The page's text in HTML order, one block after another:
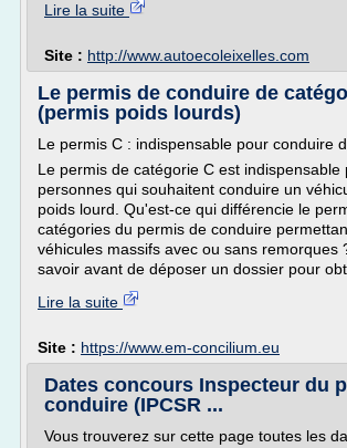
Lire la suite
Site : http://www.autoecoleixelles.com
Le permis de conduire de
(permis poids lourds)
Le permis C : indispensable pour conduire
Le permis de catégorie C est indispensable
personnes qui souhaitent conduire un
poids lourd. Qu'est-ce qui différencie le
catégories du permis de conduire
véhicules massifs avec ou sans remorques
savoir avant de déposer un dossier pour
Lire la suite
Site : https://www.em-concilium.eu
Dates concours Inspecteur du
conduire (IPCSR ...
Vous trouverez sur cette page toutes les